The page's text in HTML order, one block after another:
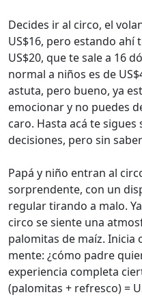
Decides ir al circo, el
US$16, pero estando ahí
US$20, que te sale a 16
normal a niños es de
astuta, pero bueno, ya
emocionar y no puedes
caro. Hasta acá te
decisiones, pero sin
Papá y niño entran al
sorprendente, con un
regular tirando a malo.
circo se siente una
palomitas de maíz.
mente: ¿cómo padre
experiencia completa
(palomitas + refresco) =